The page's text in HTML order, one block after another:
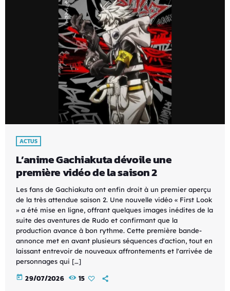
ACTUS
L’anime Gachiakuta dévoile une
première vidéo de la saison 2
Les fans de Gachiakuta ont enfin droit à un premier aperçu
de la très attendue saison 2. Une nouvelle vidéo « First Look
» a été mise en ligne, offrant quelques images inédites de la
suite des aventures de Rudo et confirmant que la
production avance à bon rythme. Cette première bande-
annonce met en avant plusieurs séquences d'action, tout en
laissant entrevoir de nouveaux affrontements et l'arrivée de
personnages qui […]
today 29/07/2026 15